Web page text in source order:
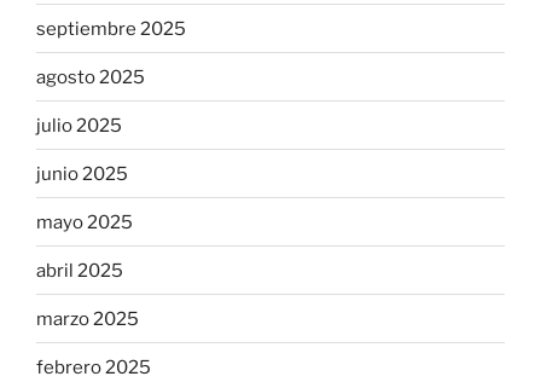
septiembre 2025
agosto 2025
julio 2025
junio 2025
mayo 2025
abril 2025
marzo 2025
febrero 2025